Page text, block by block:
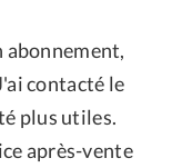
abonnement,
contacté le
plus utiles.
après-vente